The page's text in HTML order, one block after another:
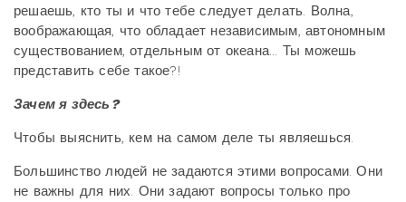
решаешь, кто ты и что тебе следует делать. Волна,
воображающая, что обладает независимым, автономным
существованием, отдельным от океана... Ты можешь
представить себе такое?!
Зачем я здесь?
Чтобы выяснить, кем на самом деле ты являешься.
Большинство людей не задаются этими вопросами. Они
не важны для них. Они задают вопросы только про